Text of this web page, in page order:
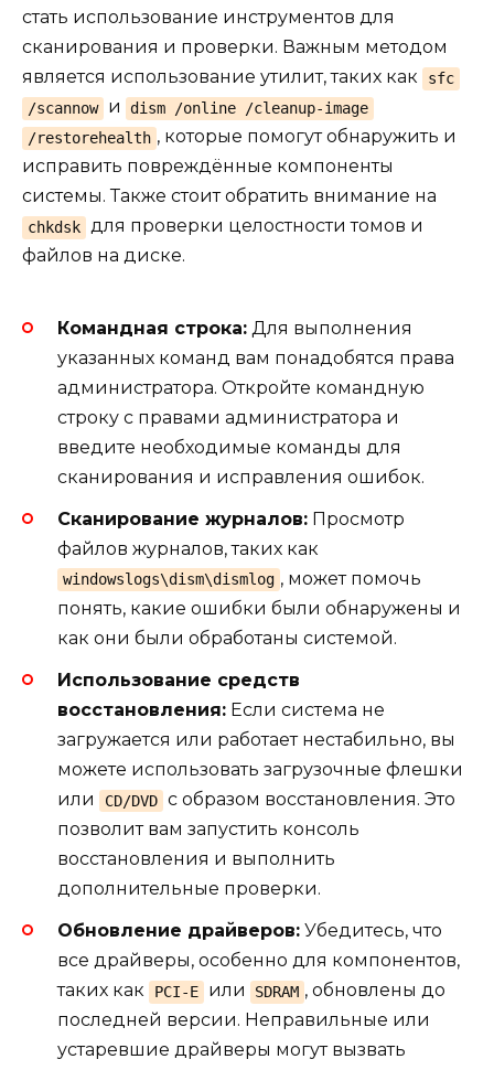
стать использование инструментов для
сканирования и проверки. Важным методом
является использование утилит, таких как
sfc
/scannow
и
dism /online /cleanup-image
/restorehealth , которые помогут обнаружить и
исправить повреждённые компоненты
системы. Также стоит обратить внимание на
chkdsk для проверки целостности томов и
файлов на диске.
Командная строка: Для выполнения
указанных команд вам понадобятся права
администратора. Откройте командную
строку с правами администратора и
введите необходимые команды для
сканирования и исправления ошибок.
Сканирование журналов: Просмотр
файлов журналов, таких как
windowslogs\dism\dismlog , может помочь
понять, какие ошибки были обнаружены и
как они были обработаны системой.
Использование средств
восстановления: Если система не
загружается или работает нестабильно, вы
можете использовать загрузочные флешки
или
CD/DVD с образом восстановления. Это
позволит вам запустить консоль
восстановления и выполнить
дополнительные проверки.
Обновление драйверов: Убедитесь, что
все драйверы, особенно для компонентов,
таких как
PCI-E или SDRAM , обновлены до
последней версии. Неправильные или
устаревшие драйверы могут вызвать